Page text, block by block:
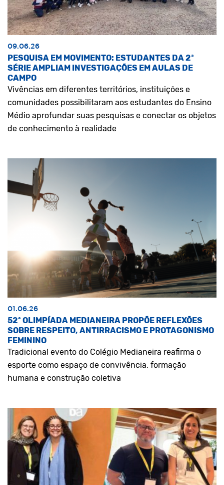
09.06.26
PESQUISA EM MOVIMENTO: ESTUDANTES DA 2ª
SÉRIE AMPLIAM INVESTIGAÇÕES EM AULAS DE
CAMPO
Vivências em diferentes territórios, instituições e
comunidades possibilitaram aos estudantes do Ensino
Médio aprofundar suas pesquisas e conectar os objetos
de conhecimento à realidade
01.06.26
52ª OLIMPÍADA MEDIANEIRA PROPÕE REFLEXÕES
SOBRE RESPEITO, ANTIRRACISMO E PROTAGONISMO
FEMININO
Tradicional evento do Colégio Medianeira reafirma o
esporte como espaço de convivência, formação
humana e construção coletiva